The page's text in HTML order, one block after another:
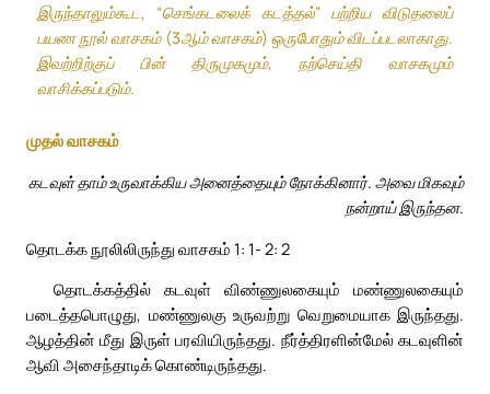
இருந்தாலும்கூட, “செங்கடலைக் கடத்தல்” பற்றிய விடுதலைப்
பயண நூல் வாசகம் (3ஆம் வாசகம்) ஒருபோதும் விடப்படலாகாது.
இவற்றிற்குப் பின் திருமுகமும், நற்செய்தி வாசகமும்
வாசிக்கப்படும்.
முதல் வாசகம்
கடவுள் தாம் உருவாக்கிய அனைத்தையும் நோக்கினார். அவை மிகவும்
நன்றாய் இருந்தன.
தொடக்க நூலிலிருந்து வாசகம் 1: 1- 2: 2
தொடக்கத்தில் கடவுள் விண்ணுலகையும் மண்ணுலகையும்
படைத்தபொழுது, மண்ணுலகு உருவற்று வெறுமையாக இருந்தது.
ஆழத்தின் மீது இருள் பரவியிருந்தது. நீர்த்திரளின்மேல் கடவுளின்
ஆவி அசைந்தாடிக் கொண்டிருந்தது.